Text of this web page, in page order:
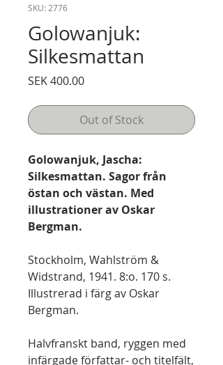
SKU: 2776
Golowanjuk:
Silkesmattan
SEK 400.00Price
Out of Stock
Golowanjuk, Jascha:
Silkesmattan. Sagor från
östan och västan. Med
illustrationer av Oskar
Bergman.
Stockholm, Wahlström &
Widstrand, 1941. 8:o. 170 s.
Illustrerad i färg av Oskar
Bergman.
Halvfranskt band, ryggen med
infärgade författar- och titelfält,